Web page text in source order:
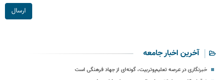
ارسال
آخرین اخبار جامعه
خبرنگاری در عرصه تعلیم‌وتربیت، گونه‌ای از جهاد فرهنگی است